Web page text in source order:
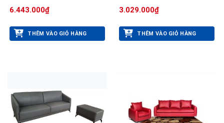
6.443.000₫
THÊM VÀO GIỎ HÀNG
3.029.000₫
THÊM VÀO GIỎ HÀNG